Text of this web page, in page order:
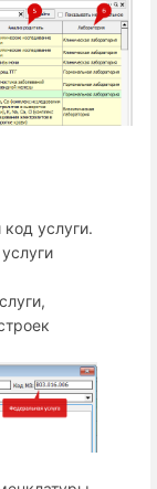
услуги.